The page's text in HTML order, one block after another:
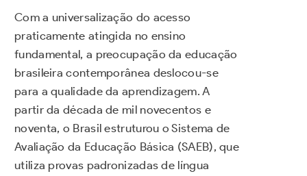
Com a universalização do acesso
praticamente atingida no ensino
fundamental, a preocupação da educação
brasileira contemporânea deslocou-se
para a qualidade da aprendizagem. A
partir da década de mil novecentos e
noventa, o Brasil estruturou o Sistema de
Avaliação da Educação Básica (SAEB), que
utiliza provas padronizadas de língua